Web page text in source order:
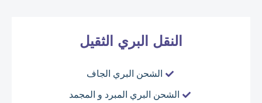
النقل البري الثقيل
الشحن البري الجاف
الشحن البري المبرد و المجمد